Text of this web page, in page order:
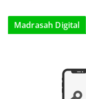
Madrasah Digital